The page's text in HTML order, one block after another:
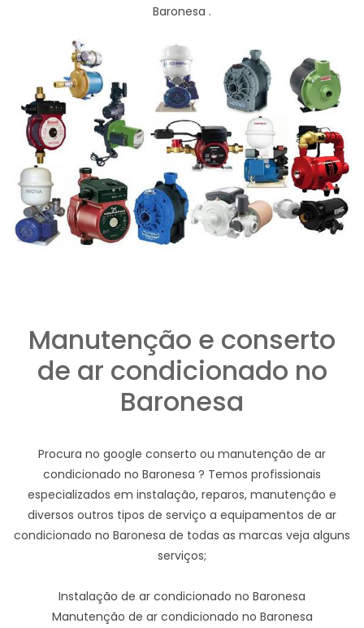
Baronesa .
Manutenção e conserto
de ar condicionado no
Baronesa
Procura no google conserto ou manutenção de ar
condicionado no Baronesa ? Temos profissionais
especializados em instalação, reparos, manutenção e
diversos outros tipos de serviço a equipamentos de ar
condicionado no Baronesa de todas as marcas veja alguns
serviços;
Instalação de ar condicionado no Baronesa
Manutenção de ar condicionado no Baronesa